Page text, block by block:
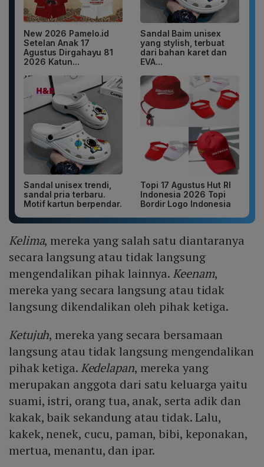
New 2026 Pamelo.id
Setelan Anak 17
Agustus Dirgahayu 81
2026 Katun...
Sandal Baim unisex
yang stylish, terbuat
dari bahan karet dan
EVA...
Sandal unisex trendi,
sandal pria terbaru.
Motif kartun berpendar.
Topi 17 Agustus Hut RI
Indonesia 2026 Topi
Bordir Logo Indonesia
Kelima, mereka yang salah satu diantaranya
secara langsung atau tidak langsung
mengendalikan pihak lainnya. Keenam,
mereka yang secara langsung atau tidak
langsung dikendalikan oleh pihak ketiga.
Ketujuh, mereka yang secara bersamaan
langsung atau tidak langsung mengendalikan
pihak ketiga. Kedelapan, mereka yang
merupakan anggota dari satu keluarga yaitu
suami, istri, orang tua, anak, serta adik dan
kakak, baik sekandung atau tidak. Lalu,
kakek, nenek, cucu, paman, bibi, keponakan,
mertua, menantu, dan ipar.